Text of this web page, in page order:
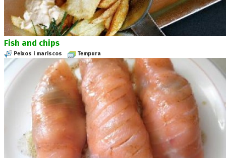
Fish and chips
Peixos i mariscos Tempura